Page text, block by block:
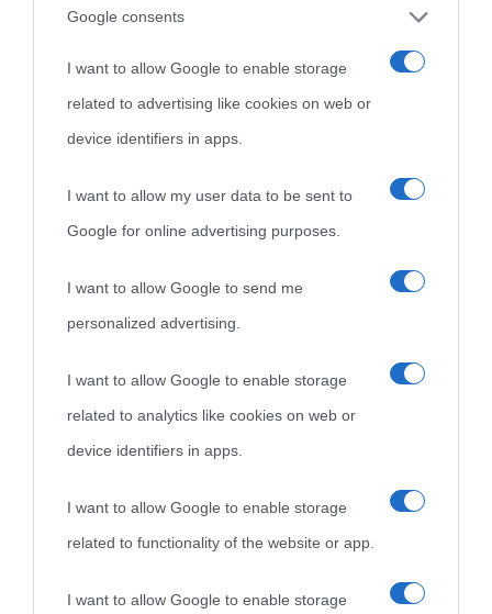
Google consents
I want to allow Google to enable storage
related to advertising like cookies on web or
device identifiers in apps.
I want to allow my user data to be sent to
Google for online advertising purposes.
I want to allow Google to send me
personalized advertising.
I want to allow Google to enable storage
related to analytics like cookies on web or
device identifiers in apps.
I want to allow Google to enable storage
related to functionality of the website or app.
I want to allow Google to enable storage
Cultura
Cultura è un blog del sito Biografieonline © 2012-2025 •
come Affiliato Amazon il sito ricava commissioni sugli acquisti
nell'avversa.» (Aristotele -Frasi sulla cultura)
Biografie di
Ricorrenze
Onomastico
Mappa del sito
Privacy policy